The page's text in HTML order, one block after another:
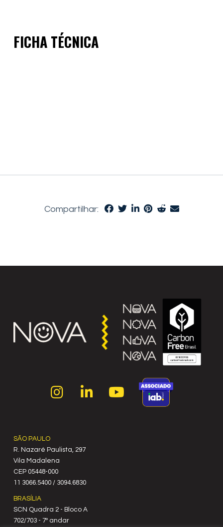
FICHA TÉCNICA
Compartilhar:
SÃO PAULO
R. Nazaré Paulista, 297
Vila Madalena
C‍EP 05448-000
11 3066.5400 / 3094.6830
BRASÍLIA
SCN Quadra 2 - Bloco A
702/703 - 7º andar